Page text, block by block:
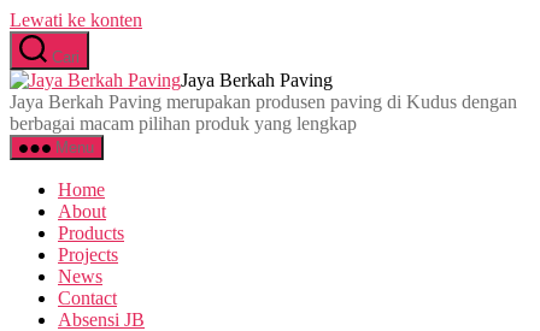
Lewati ke konten
Cari
Jaya Berkah Paving
Jaya Berkah Paving merupakan produsen paving di Kudus dengan
berbagai macam pilihan produk yang lengkap
Menu
Home
About
Products
Projects
News
Contact
Absensi JB